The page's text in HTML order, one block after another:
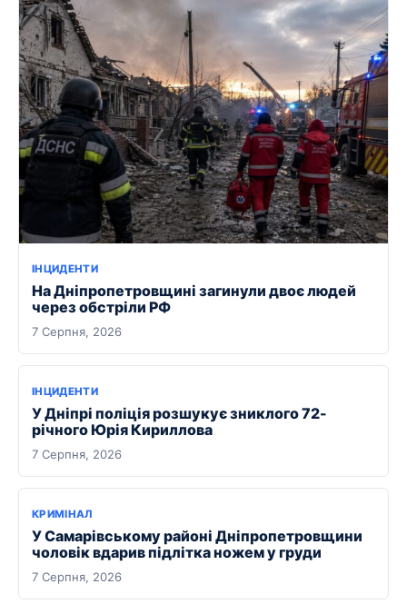
ІНЦИДЕНТИ
На Дніпропетровщині загинули двоє людей
через обстріли РФ
7 Серпня, 2026
ІНЦИДЕНТИ
У Дніпрі поліція розшукує зниклого 72-
річного Юрія Кириллова
7 Серпня, 2026
КРИМІНАЛ
У Самарівському районі Дніпропетровщини
чоловік вдарив підлітка ножем у груди
7 Серпня, 2026